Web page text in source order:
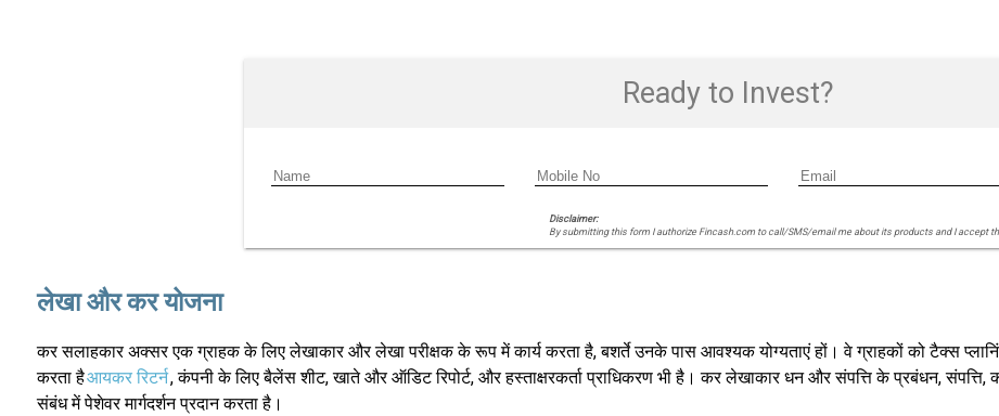
Ready to Invest?
Disclaimer:
By submitting this form I authorize Fincash.com to call/SMS/email me about its products and I accept
लेखा और कर योजना
कर सलाहकार अक्सर एक ग्राहक के लिए लेखाकार और लेखा परीक्षक के रूप में कार्य करता है, बशर्ते उनके पास आवश्यक योग्यताएं हों। वे ग्राहकों को टैक्स
करता हैआयकर रिटर्न, कंपनी के लिए बैलेंस शीट, खाते और ऑडिट रिपोर्ट, और हस्ताक्षरकर्ता प्राधिकरण भी है। कर लेखाकार धन और संपत्ति के प्रबंधन, संपत्ति,
संबंध में पेशेवर मार्गदर्शन प्रदान करता है।